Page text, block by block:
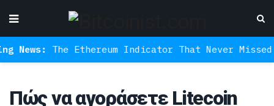
Ethereum Indicator That Never Missed A
Πώς να αγοράσετε Litecoin